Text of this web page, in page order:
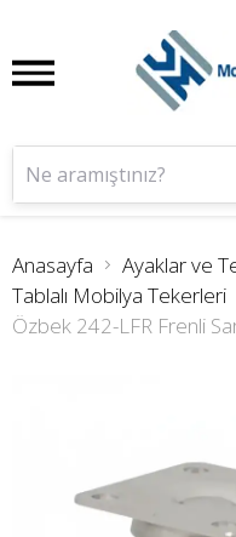
Anasayfa Ayaklar ve
Tablalı Mobilya Tekerleri
Özbek 242-LFR Frenli